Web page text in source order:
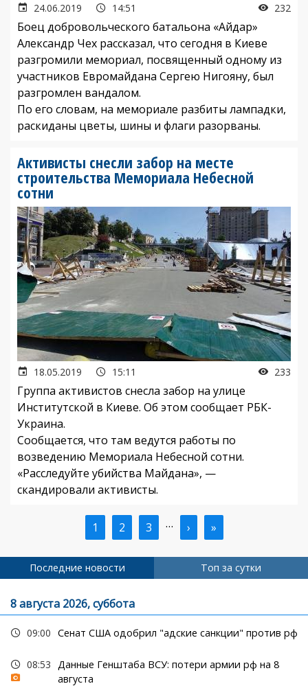
24.06.2019 14:51 232
Боец добровольческого батальона «Айдар»
Александр Чех рассказал, что сегодня в Киеве
разгромили мемориал, посвященный одному из
участников Евромайдана Сергею Нигояну, был
разгромлен вандалом.
По его словам, на мемориале разбиты лампадки,
раскиданы цветы, шины и флаги разорваны.
Активисты снесли забор на месте
строительства Мемориала Небесной
сотни
18.05.2019 15:11 233
Группа активистов снесла забор на улице
Институтской в Киеве. Об этом сообщает РБК-
Украина.
Сообщается, что там ведутся работы по
возведению Мемориала Небесной сотни.
«Расследуйте убийства Майдана», —
скандировали активисты.
Текущая
страница
1 Страница
2 Страница
3 … Следующая
страница
› Последняя
страница
»
Последние новости Топ за сутки
8 августа 2026, суббота
09:00 Сенат США одобрил "адские санкции" против рф
08:53
Данные Генштаба ВСУ: потери армии рф на 8
августа